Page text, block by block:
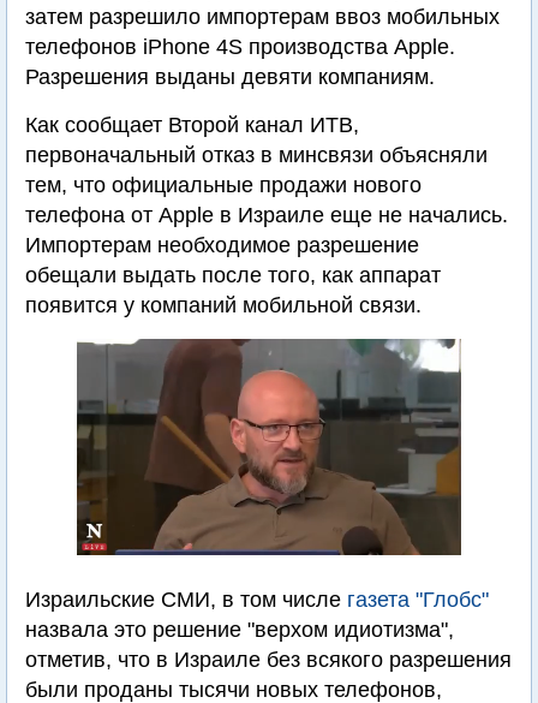
затем разрешило импортерам ввоз мобильных
телефонов iPhone 4S производства Apple.
Разрешения выданы девяти компаниям.
Как сообщает Второй канал ИТВ,
первоначальный отказ в минсвязи объясняли
тем, что официальные продажи нового
телефона от Apple в Израиле еще не начались.
Импортерам необходимое разрешение
обещали выдать после того, как аппарат
появится у компаний мобильной связи.
Израильские СМИ, в том числе газета "Глобс"
назвала это решение "верхом идиотизма",
отметив, что в Израиле без всякого разрешения
были проданы тысячи новых телефонов,